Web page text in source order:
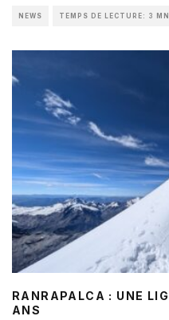
NEWS TEMPS DE LECTURE: 3 MN
RANRAPALCA : UNE
ANS